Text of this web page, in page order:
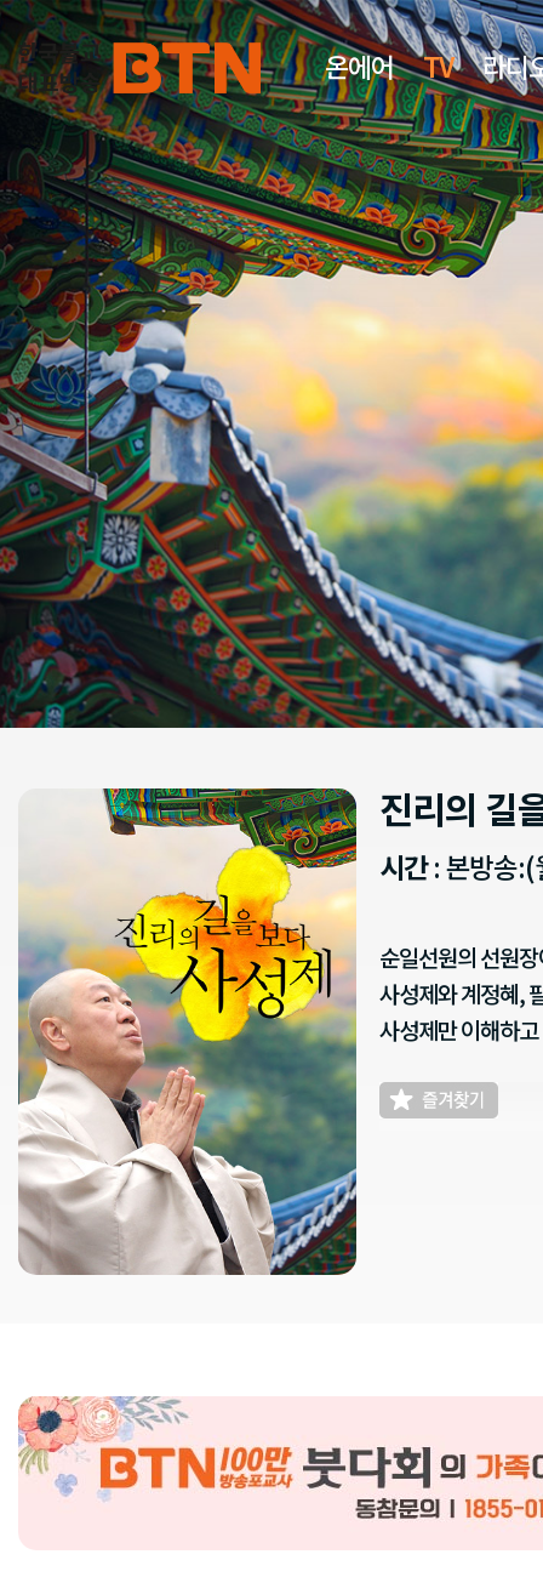
온에어 TV 라디
진리의 길
시간: 본방송
순일선원의 선원
사성제와 계정혜,
사성제만 이해하